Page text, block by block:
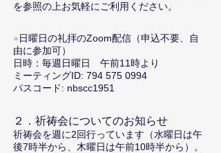
を参照の上お気軽にご利用ください。
●日曜日の礼拝のZoom配信 （申込不要、自
由に参加可）
日時：毎週日曜日 午前11時より
ミーティングID: 794 575 0994
パスコード: nbscc1951
２．祈祷会についてのお知らせ
祈祷会を週に2回行っています（水曜日は午
後7時半から、木曜日は午前10時半から）。